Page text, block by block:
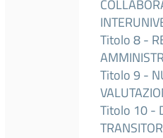
Titolo 8 -
Titolo 9 -
Titolo 10 -